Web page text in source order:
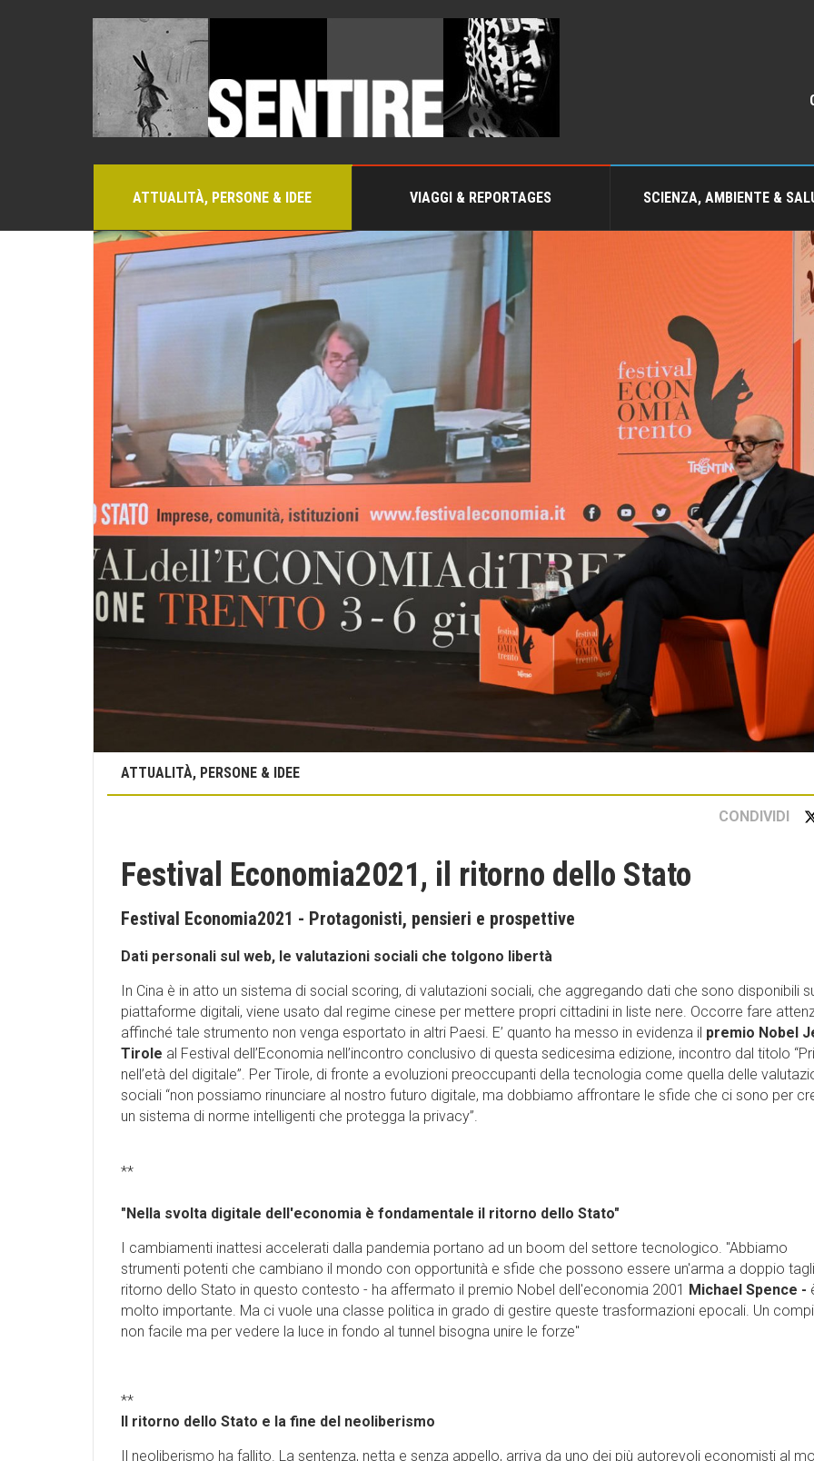
ATTUALITÀ, PERSONE & IDEE VIAGGI & REPORTAGES SCIENZA, AMBIENTE &
ATTUALITÀ, PERSONE & IDEE
CONDIVIDI
Festival Economia2021, il ritorno dello Stato
Festival Economia2021 - Protagonisti, pensieri e prospettive
Dati personali sul web, le valutazioni sociali che tolgono libertà
In Cina è in atto un sistema di social scoring, di valutazioni sociali, che aggregando dati che sono disponibili
piattaforme digitali, viene usato dal regime cinese per mettere propri cittadini in liste nere. Occorre fare
affinché tale strumento non venga esportato in altri Paesi. E’ quanto ha messo in evidenza il premio Nobel
Tirole al Festival dell’Economia nell’incontro conclusivo di questa sedicesima edizione, incontro dal titolo
nell’età del digitale”. Per Tirole, di fronte a evoluzioni preoccupanti della tecnologia come quella delle
sociali “non possiamo rinunciare al nostro futuro digitale, ma dobbiamo affrontare le sfide che ci sono per
un sistema di norme intelligenti che protegga la privacy”.
**
"Nella svolta digitale dell'economia è fondamentale il ritorno dello Stato"
I cambiamenti inattesi accelerati dalla pandemia portano ad un boom del settore tecnologico. "Abbiamo
strumenti potenti che cambiano il mondo con opportunità e sfide che possono essere un'arma a doppio
ritorno dello Stato in questo contesto - ha affermato il premio Nobel dell'economia 2001 Michael Spence -
molto importante. Ma ci vuole una classe politica in grado di gestire queste trasformazioni epocali. Un
non facile ma per vedere la luce in fondo al tunnel bisogna unire le forze"
**
Il ritorno dello Stato e la fine del neoliberismo
Il neoliberismo ha fallito. La sentenza, netta e senza appello, arriva da uno dei più autorevoli economisti al